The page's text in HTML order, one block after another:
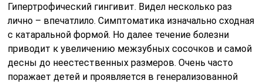
Гипертрофический гингивит. Видел несколько раз
лично – впечатлило. Симптоматика изначально сходная
с катаральной формой. Но далее течение болезни
приводит к увеличению межзубных сосочков и самой
десны до неестественных размеров. Очень часто
поражает детей и проявляется в генерализованной